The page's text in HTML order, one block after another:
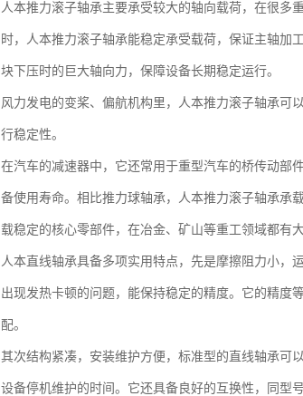
人本推力滚子轴承主要承受较大的轴向载荷，在很多
时，人本推力滚子轴承能稳定承受载荷，保证主轴加
块下压时的巨大轴向力，保障设备长期稳定运行。
风力发电的变桨、偏航机构里，人本推力滚子轴承可
行稳定性。
在汽车的减速器中，它还常用于重型汽车的桥传动部
备使用寿命。相比推力球轴承，人本推力滚子轴承承
载稳定的核心零部件，在冶金、矿山等重工领域都有大
人本直线轴承具备多项实用特点，先是摩擦阻力小，
出现发热卡顿的问题，能保持稳定的精度。它的精度
配。
其次结构紧凑，安装维护方便，标准型的直线轴承可
设备停机维护的时间。它还具备良好的互换性，同型